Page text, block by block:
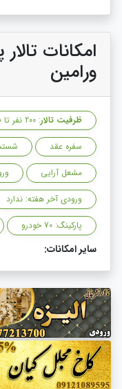
امکانات
ورامین
ظرفیت تالار: 200 نفر تا 500 نفر
سفره عقد
مشعل آرایی
ورودی آخر هفته: ندارد
پارکینگ: 70 خودرو
سایر امکانات: